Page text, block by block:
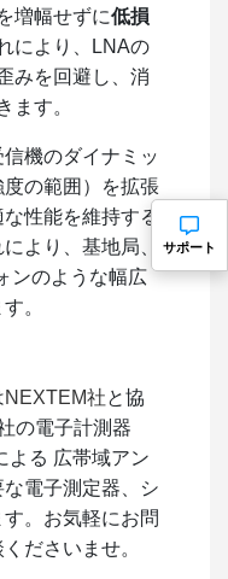
増幅せずに低損
により、LNAの
みを回避し、消
ます。
機のダイナミッ
の範囲）を拡張
性能を維持する
より、基地局、
ンのような幅広
。
NEXTEM社と協
の電子計測器
よる 広帯域アン
電子測定器、シ
。お気軽にお問
ださいませ。
サポート